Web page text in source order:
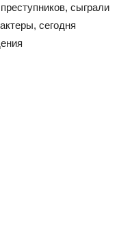
сыграли
сегодня